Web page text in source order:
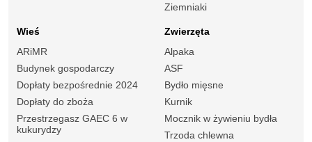
Ziemniaki
Wieś
ARiMR
Budynek gospodarczy
Dopłaty bezpośrednie 2024
Dopłaty do zboża
Przestrzegasz GAEC 6 w
kukurydzy
Zwierzęta
Alpaka
ASF
Bydło mięsne
Kurnik
Mocznik w żywieniu bydła
Trzoda chlewna